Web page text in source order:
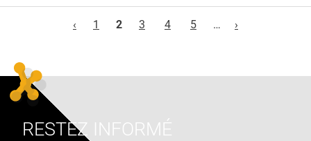
‹
1 2 3 4 5 … ›
RESTEZ INFORMÉ